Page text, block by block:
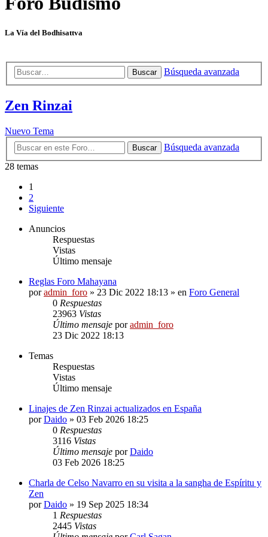
La Vía del Bodhisattva
Buscar Búsqueda avanzada
Zen Rinzai
Nuevo Tema
Buscar
Búsqueda avanzada
28 temas
1
2
Siguiente
Anuncios
Respuestas
Vistas
Último mensaje
Reglas Foro Mahayana
poradmin_foro » 23 Dic 2022 18:13 » en Foro General
0 Respuestas
23963 Vistas
Último mensaje poradmin_foro
23 Dic 2022 18:13
Temas
Respuestas
Vistas
Último mensaje
Linajes de Zen Rinzai actualizados en España
porDaido » 03 Feb 2026 18:25
0 Respuestas
3116 Vistas
Último mensaje porDaido
03 Feb 2026 18:25
Charla de Celso Navarro en su visita a la sangha de Espíritu y
Zen
porDaido » 19 Sep 2025 18:34
1 Respuestas
2445 Vistas